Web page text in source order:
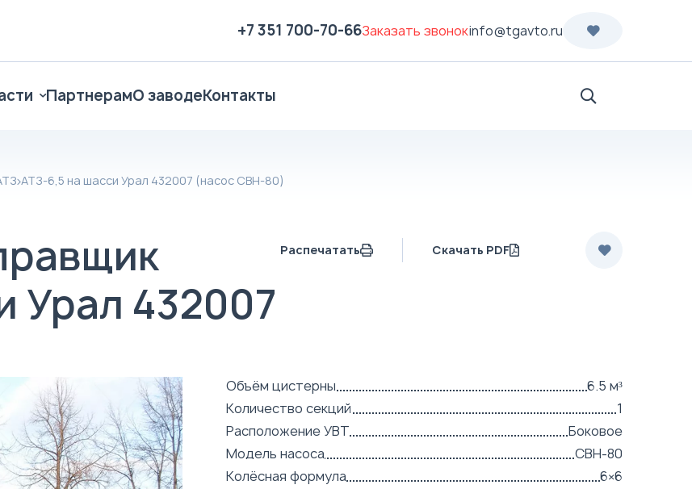
+7 351 700-70-66Заказать звонокinfo@tgavto.ru
ПартнерамО заводеКонтакты
АТЗ-6,5 на шасси Урал 432007 (насос СВН-80)
Урал 432007
Распечатать Скачать PDF
Объём цистерны
6.5 м³
Количество секций
1
Расположение УВТ
Боковое
Модель насоса
СВН-80
Колёсная формула
6×6